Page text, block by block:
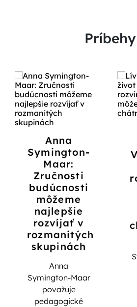
Príbehy
Anna
Symington-
Maar:
Zručnosti
budúcnosti
môžeme
najlepšie
rozvíjať v
rozmanitých
skupinách
Anna
Symington-Maar
považuje
pedagogické